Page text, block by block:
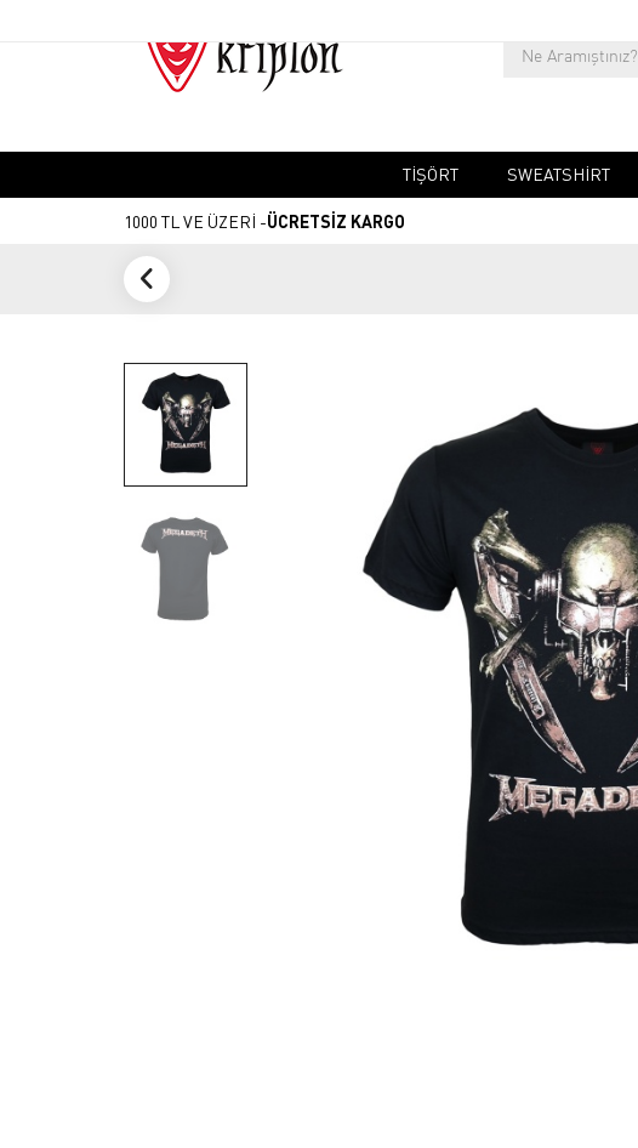
TIŞÖRT SWEATSHIRT
1000 TL VE ÜZERİ -ÜCRETSİZ KARGO